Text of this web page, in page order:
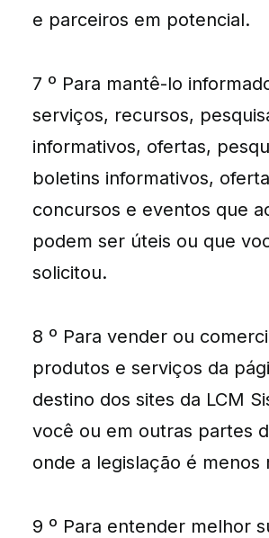
e parceiros em potencial.
7 º Para mantê-lo
serviços, recursos,
informativos, ofertas,
boletins informativos,
concursos e eventos que
podem ser úteis ou que
solicitou.
8 º Para vender ou
produtos e serviços da
destino dos sites da LCM
você ou em outras partes
onde a legislação é menos
9 º Para entender melhor